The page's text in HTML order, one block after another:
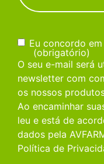
Consentimento
Eu concordo
(obrigatório)
O seu e-mail será
newsletter com
os nossos
Ao encaminhar
leu e está de
dados pela
Política de